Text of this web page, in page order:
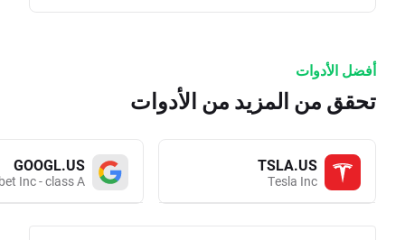
أفضل الأدوات
تحقق من المزيد من الأدوات
TSLA.US
Tesla Inc
GOOGL.US
Inc - class A